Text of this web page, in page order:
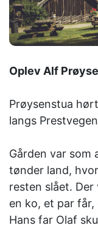
Oplev Alf
Prøysenstua
langs
Gården var som
tønder land,
resten slået. Der
en ko, et par
Hans far Olaf